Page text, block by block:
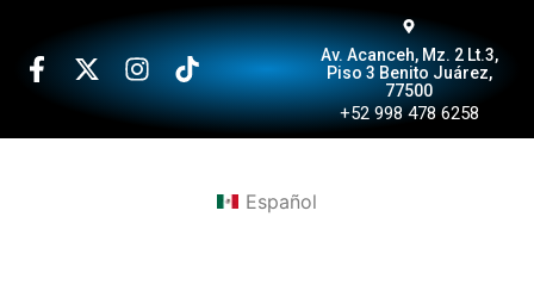
Av. Acanceh, Mz. 2 Lt.3,
Piso 3 Benito Juárez,
77500
+52 998 478 6258
Español